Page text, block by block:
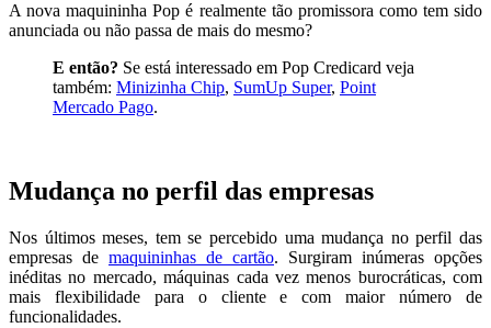
A nova maquininha Pop é realmente tão promissora como tem sido
anunciada ou não passa de mais do mesmo?
E então? Se está interessado em Pop Credicard veja
também: Minizinha Chip, SumUp Super, Point
Mercado Pago.
Mudança no perfil das empresas
Nos últimos meses, tem se percebido uma mudança no perfil das
empresas de maquininhas de cartão. Surgiram inúmeras opções
inéditas no mercado, máquinas cada vez menos burocráticas, com
mais flexibilidade para o cliente e com maior número de
funcionalidades.